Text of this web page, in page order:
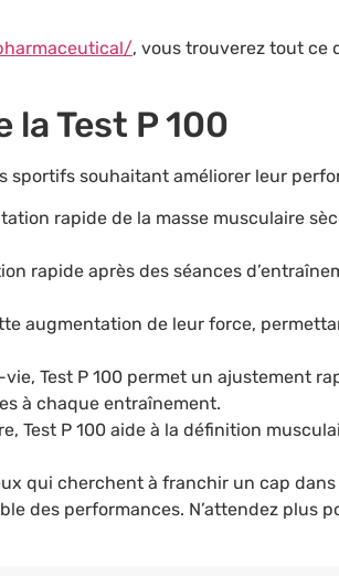
, vous trouverez tout ce
Test P 100
sportifs souhaitant améliorer leur
rapide de la masse musculaire
rapide après des séances
augmentation de leur force,
Test P 100 permet un ajustement
à chaque entraînement.
Test P 100 aide à la définition
qui cherchent à franchir un cap
des performances. N’attendez plus